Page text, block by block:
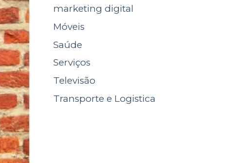
marketing digital
Móveis
Saúde
Serviços
Televisão
Transporte e Logistica